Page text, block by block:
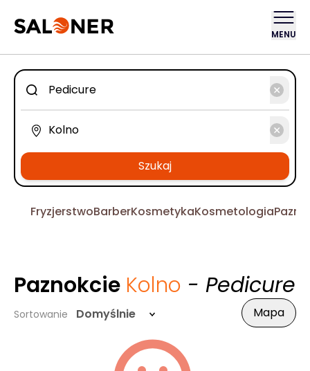
MENU
Szukaj
FryzjerstwoBarberKosmetykaKosmetologia
Paznokcie Kolno - Pedicure
Sortowanie Domyślnie Mapa